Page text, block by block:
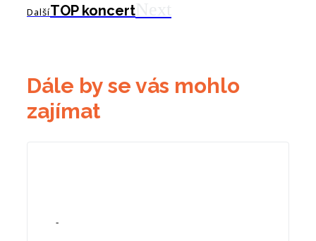
DalšíTOP koncert
Dále by se vás mohlo
zajímat
-